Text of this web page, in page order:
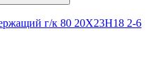
г/к 80 20Х23Н18 2-6